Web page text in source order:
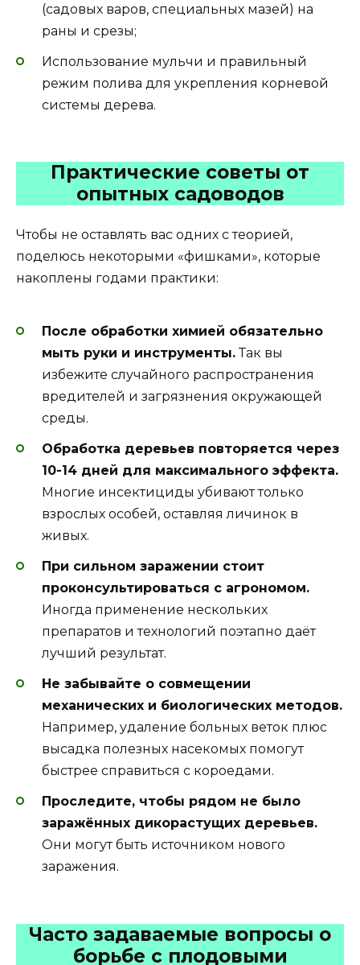
(садовых варов, специальных мазей) на
раны и срезы;
Использование мульчи и правильный
режим полива для укрепления корневой
системы дерева.
Практические советы от
опытных садоводов
Чтобы не оставлять вас одних с теорией,
поделюсь некоторыми «фишками», которые
накоплены годами практики:
После обработки химией обязательно
мыть руки и инструменты.Так вы
избежите случайного распространения
вредителей и загрязнения окружающей
среды.
Обработка деревьев повторяется через
10-14 дней для максимального эффекта.
Многие инсектициды убивают только
взрослых особей, оставляя личинок в
живых.
При сильном заражении стоит
проконсультироваться с агрономом.
Иногда применение нескольких
препаратов и технологий поэтапно даёт
лучший результат.
Не забывайте о совмещении
механических и биологических методов.
Например, удаление больных веток плюс
высадка полезных насекомых помогут
быстрее справиться с короедами.
Проследите, чтобы рядом не было
заражённых дикорастущих деревьев.
Они могут быть источником нового
заражения.
Часто задаваемые вопросы о
борьбе с плодовыми